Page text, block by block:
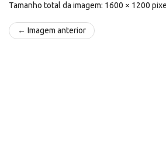
Tamanho total da imagem: 1600 × 1200
← Imagem anterior